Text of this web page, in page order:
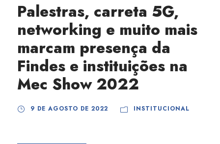
Palestras, carreta 5G,
networking e muito mais
marcam presença da
Findes e instituições na
Mec Show 2022
9 DE AGOSTO DE 2022 INSTITUCIONAL